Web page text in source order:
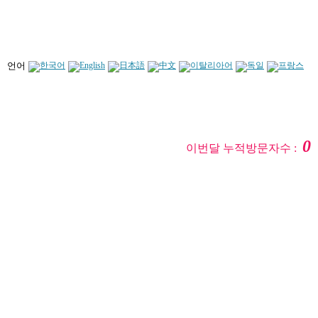
언어
이번달 누적방문자수 :0